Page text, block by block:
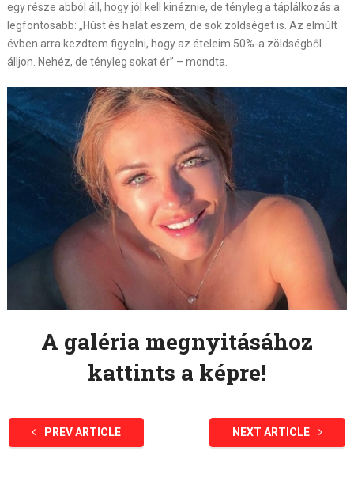
egy része abból áll, hogy jól kell kinéznie, de tényleg a táplálkozás a
legfontosabb: „Húst és halat eszem, de sok zöldséget is. Az elmúlt
évben arra kezdtem figyelni, hogy az ételeim 50%-a zöldségből
álljon. Nehéz, de tényleg sokat ér” – mondta.
A galéria megnyitásához
kattints a képre!
PREV ARTICLE NEXT ARTICLE